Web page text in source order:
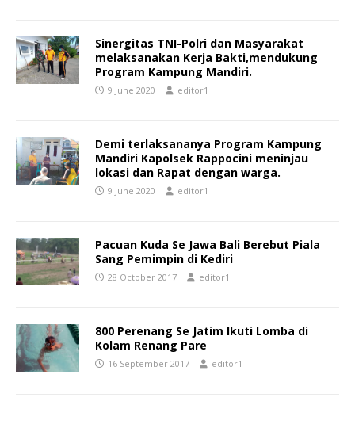
Sinergitas TNI-Polri dan Masyarakat
melaksanakan Kerja Bakti,mendukung
Program Kampung Mandiri.
9 June 2020 editor1
Demi terlaksananya Program Kampung
Mandiri Kapolsek Rappocini meninjau
lokasi dan Rapat dengan warga.
9 June 2020 editor1
Pacuan Kuda Se Jawa Bali Berebut Piala
Sang Pemimpin di Kediri
28 October 2017 editor1
800 Perenang Se Jatim Ikuti Lomba di
Kolam Renang Pare
16 September 2017 editor1